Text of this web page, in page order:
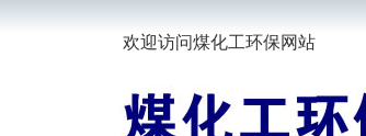
欢迎访问煤化工环保网站